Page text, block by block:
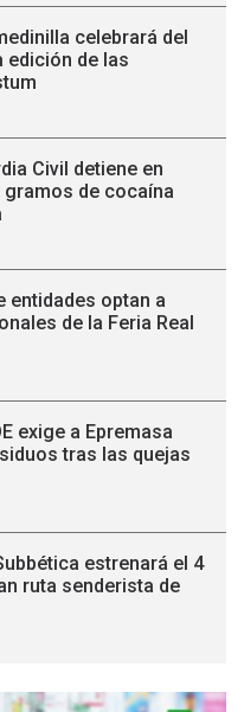
celebrará del
edición de las
Civil detiene en
gramos de cocaína
entidades optan a
de la Feria Real
exige a Epremasa
tras las quejas
estrenará el 4
ruta senderista de